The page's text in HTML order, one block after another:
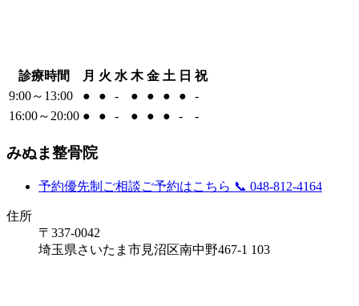
診療時間 月 火 水 木 金 土 日 祝
9:00～13:00
● ● - ● ● ● ●
-
16:00～20:00 ● ● - ● ● ● - -
みぬま整骨院
予約優先制 ご相談ご予約はこちら 📞 048-812-4164
住所
〒337-0042
埼玉県さいたま市見沼区南中野467-1 103